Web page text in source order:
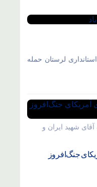
لرستان حمله
شهید ایران و
جنگ‌افروز